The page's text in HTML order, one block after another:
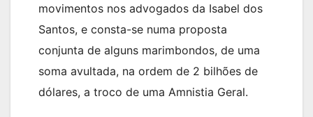
movimentos nos advogados da Isabel dos
Santos, e consta-se numa proposta
conjunta de alguns marimbondos, de uma
soma avultada, na ordem de 2 bilhões de
dólares, a troco de uma Amnistia Geral.